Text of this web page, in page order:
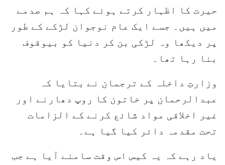
حیرت کا اظہار کرتے ہوئے کہا کہ ہم صدمے
میں ہیں۔ جسے ایک عام نوجوان لڑکے کے طور
پر دیکھا وہ لڑکی بن کر دنیا کو بیوقوف
بنا رہا تھا۔
وزارتِ داخلہ کے ترجمان نے بتایا کہ
عبدالرحمان پر خاتون کا روپ دھارنے اور
غیر اخلاقی مواد شائع کرنے کے الزامات
تحت مقدمہ دائر کیا گیا ہے۔
یاد رہے کہ یہ کیس اس وقت سامنے آیا ہے جب